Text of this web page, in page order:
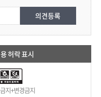
허락 표시
지+변경금지